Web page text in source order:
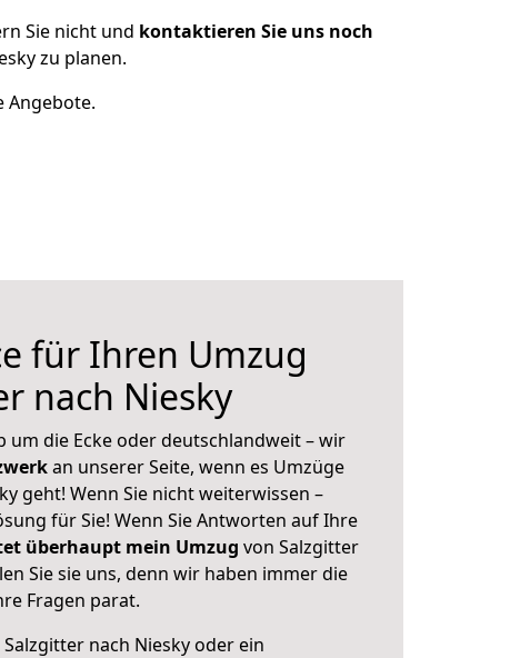
Sie nicht und kontaktieren Sie uns noch
zu planen.
Angebote.
für Ihren Umzug
nach Niesky
um die Ecke oder deutschlandweit – wir
an unserer Seite, wenn es Umzüge
geht! Wenn Sie nicht weiterwissen –
für Sie! Wenn Sie Antworten auf Ihre
überhaupt mein Umzug von Salzgitter
Sie sie uns, denn wir haben immer die
Fragen parat.
nach Niesky oder ein